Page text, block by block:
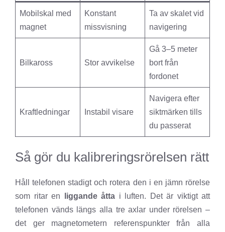
Mobilskal med
magnet
Konstant
missvisning
Ta av skalet vid
navigering
Bilkaross Stor avvikelse
Gå 3–5 meter
bort från
fordonet
Kraftledningar Instabil visare
Navigera efter
siktmärken tills
du passerat
Så gör du kalibreringsrörelsen rätt
Håll telefonen stadigt och rotera den i en jämn rörelse
som ritar en
liggande åtta i luften. Det är viktigt att
telefonen vänds längs alla tre axlar under rörelsen –
det ger magnetometern referenspunkter från alla